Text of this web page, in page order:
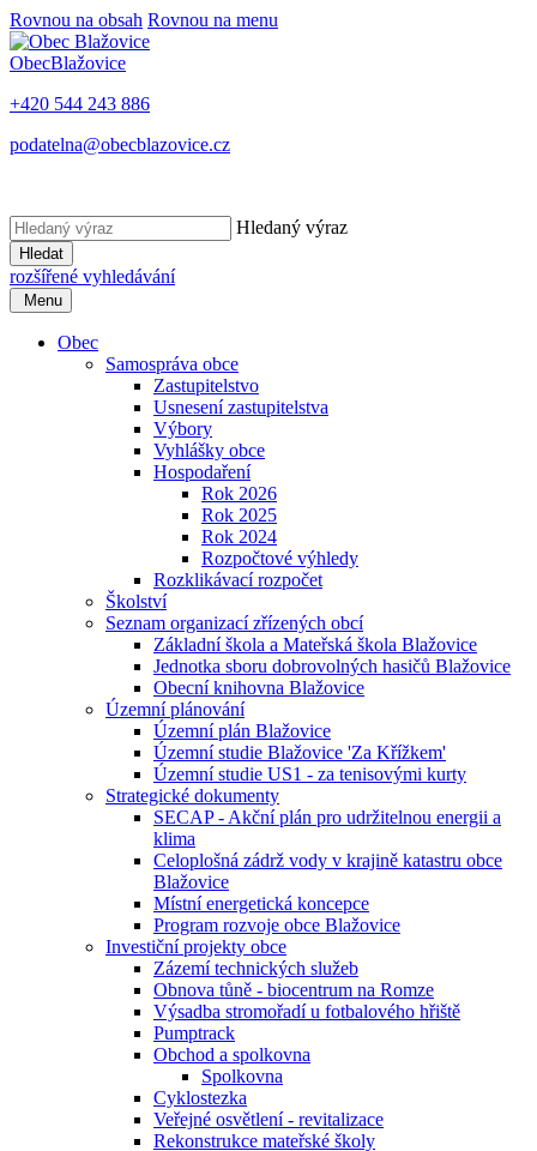
Rovnou na obsah Rovnou na menu
ObecBlažovice
+420 544 243 886
podatelna@obecblazovice.cz
Hledaný výraz
Hledat
rozšířené vyhledávání
Menu
Obec
Samospráva obce
Zastupitelstvo
Usnesení zastupitelstva
Výbory
Vyhlášky obce
Hospodaření
Rok 2026
Rok 2025
Rok 2024
Rozpočtové výhledy
Rozklikávací rozpočet
Školství
Seznam organizací zřízených obcí
Základní škola a Mateřská škola Blažovice
Jednotka sboru dobrovolných hasičů Blažovice
Obecní knihovna Blažovice
Územní plánování
Územní plán Blažovice
Územní studie Blažovice 'Za Křížkem'
Územní studie US1 - za tenisovými kurty
Strategické dokumenty
SECAP - Akční plán pro udržitelnou energii a
klima
Celoplošná zádrž vody v krajině katastru obce
Blažovice
Místní energetická koncepce
Program rozvoje obce Blažovice
Investiční projekty obce
Zázemí technických služeb
Obnova tůně - biocentrum na Romze
Výsadba stromořadí u fotbalového hřiště
Pumptrack
Obchod a spolkovna
Spolkovna
Cyklostezka
Veřejné osvětlení - revitalizace
Rekonstrukce mateřské školy